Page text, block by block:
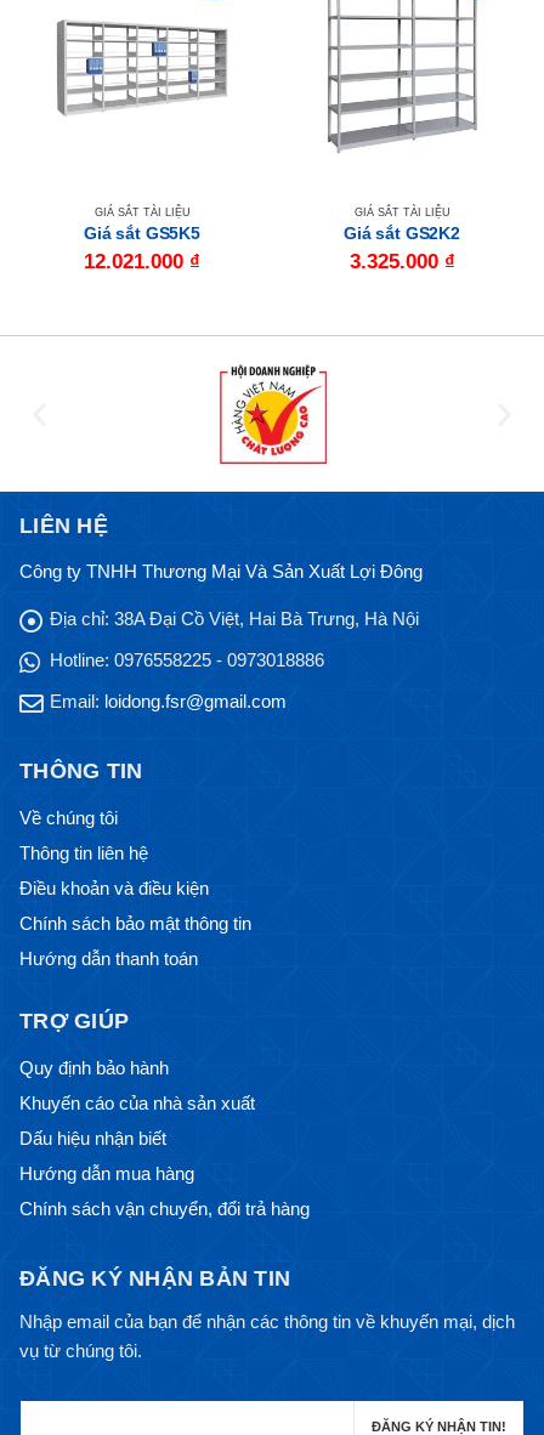
GIÁ SẮT TÀI LIỆU
Giá sắt GS5K5
12.021.000 ₫
GIÁ SẮT TÀI LIỆU
Giá sắt GS2K2
3.325.000 ₫
LIÊN HỆ
Công ty TNHH Thương Mại Và Sản Xuất Lợi Đông
Địa chỉ: 38A Đại Cồ Việt, Hai Bà Trưng, Hà Nội
Hotline: 0976558225 - 0973018886
Email: loidong.fsr@gmail.com
THÔNG TIN
Về chúng tôi
Thông tin liên hệ
Điều khoản và điều kiện
Chính sách bảo mật thông tin
Hướng dẫn thanh toán
TRỢ GIÚP
Quy định bảo hành
Khuyến cáo của nhà sản xuất
Dấu hiệu nhận biết
Hướng dẫn mua hàng
Chính sách vận chuyển, đổi trả hàng
ĐĂNG KÝ NHẬN BẢN TIN
Nhập email của bạn để nhận các thông tin về khuyến mại, dịch
vụ từ chúng tôi.